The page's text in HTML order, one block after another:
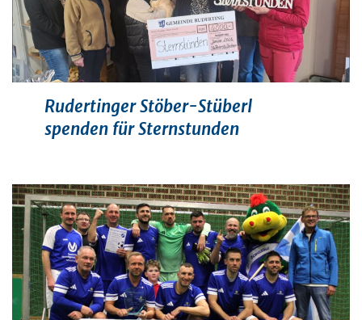
Rudertinger Stöber-Stüberl
spenden für Sternstunden